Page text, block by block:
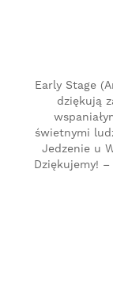
Early Stage
dziękują
świetnymi
Jedzenie u
Dziękujemy!